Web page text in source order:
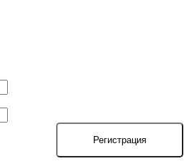
Регистрация